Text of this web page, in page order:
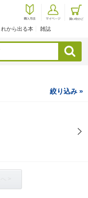
から出る本 雑誌
検索
絞り込み »